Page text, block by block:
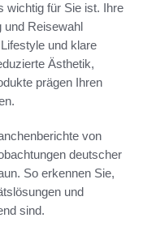
wichtig für Sie ist. Ihre
und Reisewahl
und klare
Ästhetik,
prägen Ihren
von
deutscher
So erkennen Sie,
und
sind.